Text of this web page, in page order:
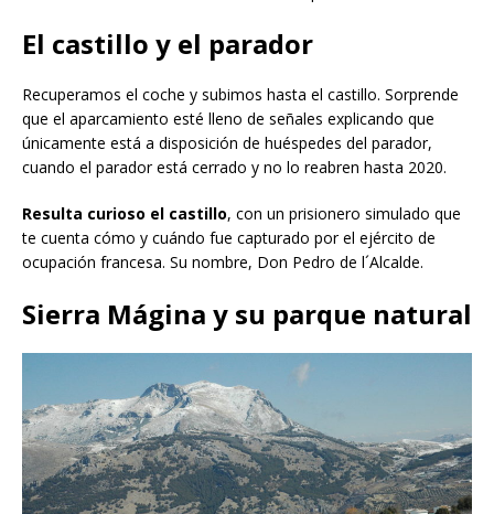
El castillo y el parador
Recuperamos el coche y subimos hasta el castillo. Sorprende
que el aparcamiento esté lleno de señales explicando que
únicamente está a disposición de huéspedes del parador,
cuando el parador está cerrado y no lo reabren hasta 2020.
Resulta curioso el castillo, con un prisionero simulado que
te cuenta cómo y cuándo fue capturado por el ejército de
ocupación francesa. Su nombre, Don Pedro de l´Alcalde.
Sierra Mágina y su parque natural